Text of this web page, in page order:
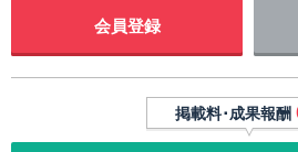
会員登録
掲載料･成果報酬